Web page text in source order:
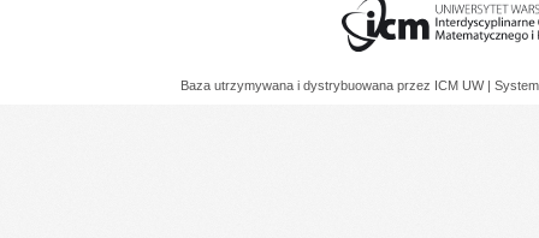
Baza utrzymywana i dystrybuowana przez ICM UW |